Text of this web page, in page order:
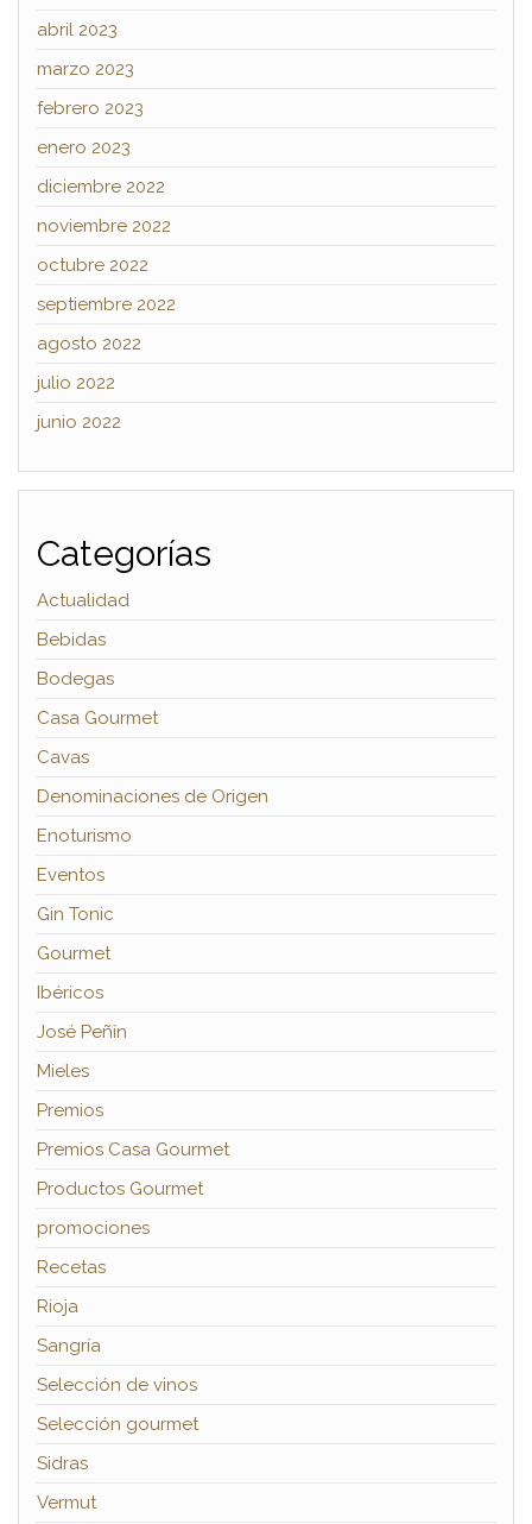
abril 2023
marzo 2023
febrero 2023
enero 2023
diciembre 2022
noviembre 2022
octubre 2022
septiembre 2022
agosto 2022
julio 2022
junio 2022
Categorías
Actualidad
Bebidas
Bodegas
Casa Gourmet
Cavas
Denominaciones de Origen
Enoturismo
Eventos
Gin Tonic
Gourmet
Ibéricos
José Peñín
Mieles
Premios
Premios Casa Gourmet
Productos Gourmet
promociones
Recetas
Rioja
Sangría
Selección de vinos
Selección gourmet
Sidras
Vermut